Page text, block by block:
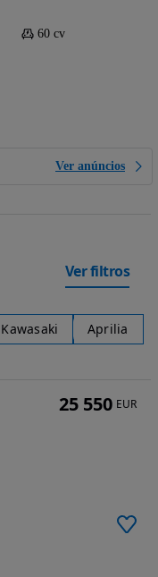
60 cv
Ver anúncios
Ver filtros
Kawasaki Aprilia
25 550 EUR